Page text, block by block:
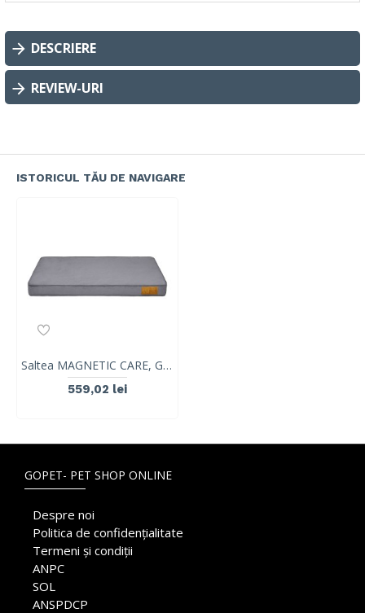
DESCRIERE
REVIEW-URI
ISTORICUL TĂU DE NAVIGARE
Saltea MAGNETIC CARE, Grafit, VetExpert, marimea XL, 100 x 70 cm
559,02 lei
GOPET- PET SHOP ONLINE
Despre noi
Politica de confidențialitate
Termeni și condiții
ANPC
SOL
ANSPDCP